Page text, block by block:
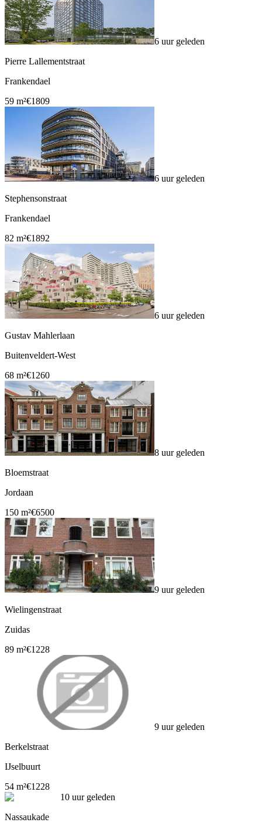
6 uur geleden
Pierre Lallementstraat
Frankendael
59 m²€1809
6 uur geleden
Stephensonstraat
Frankendael
82 m²€1892
6 uur geleden
Gustav Mahlerlaan
Buitenveldert-West
68 m²€1260
8 uur geleden
Bloemstraat
Jordaan
150 m²€6500
9 uur geleden
Wielingenstraat
Zuidas
89 m²€1228
9 uur geleden
Berkelstraat
IJselbuurt
54 m²€1228
10 uur geleden
Nassaukade